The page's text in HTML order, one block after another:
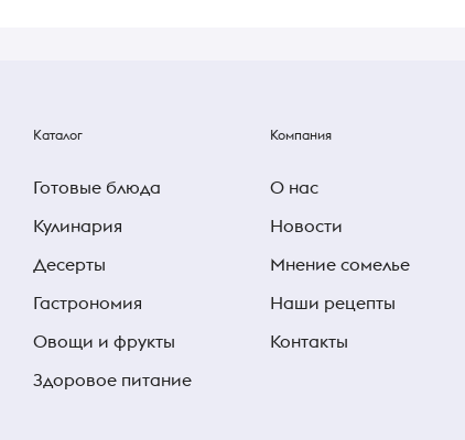
Каталог
Готовые блюда
Кулинария
Десерты
Гастрономия
Овощи и фрукты
Здоровое питание
Компания
О нас
Новости
Мнение сомелье
Наши рецепты
Контакты